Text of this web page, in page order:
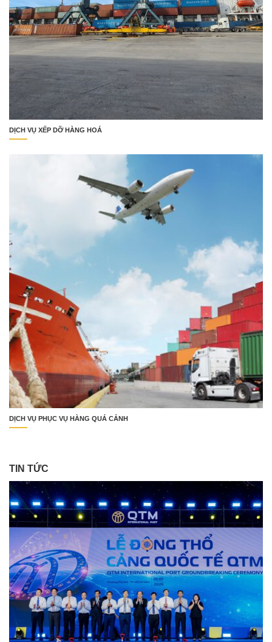
DỊCH VỤ XẾP DỠ HÀNG HOÁ
DỊCH VỤ PHỤC VỤ HÀNG QUÁ CẢNH
TIN TỨC